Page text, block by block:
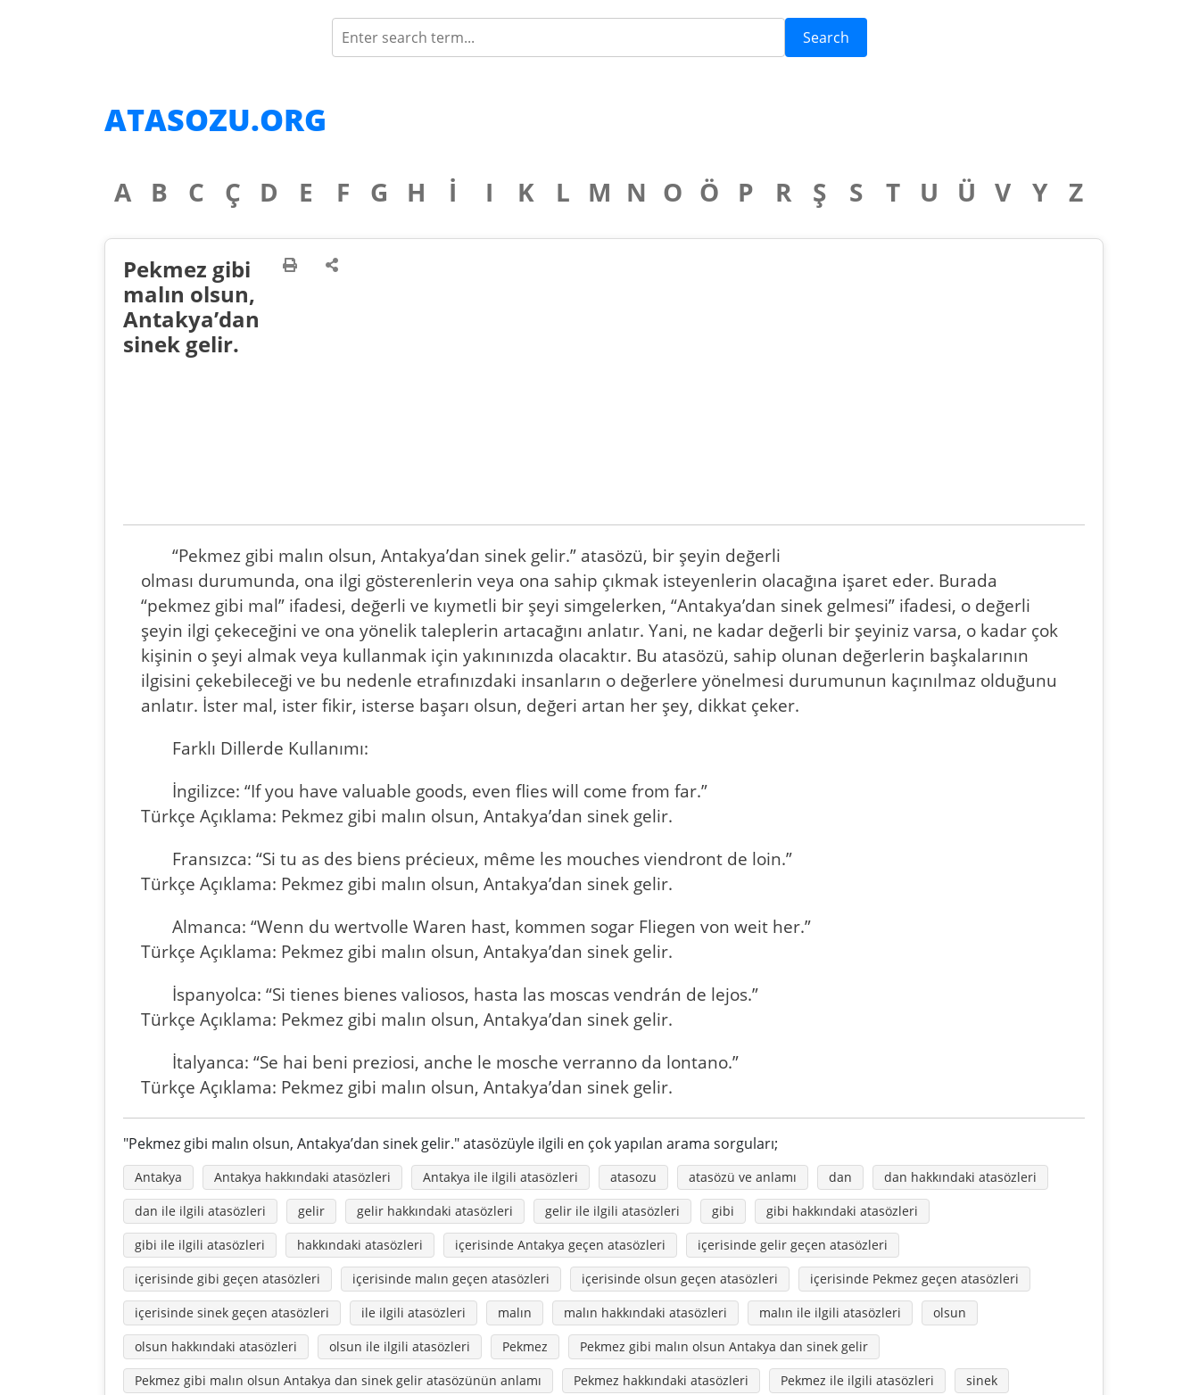
Search
ATASOZU.ORG
A B C Ç D E F G H İ I K L M N O Ö P R Ş S T U Ü V Y Z
Pekmez gibi
malın olsun,
Antakya’dan
sinek gelir.
“Pekmez gibi malın olsun, Antakya’dan sinek gelir.” atasözü, bir şeyin değerli
olması durumunda, ona ilgi gösterenlerin veya ona sahip çıkmak isteyenlerin olacağına işaret eder. Burada
“pekmez gibi mal” ifadesi, değerli ve kıymetli bir şeyi simgelerken, “Antakya’dan sinek gelmesi” ifadesi, o değerli
şeyin ilgi çekeceğini ve ona yönelik taleplerin artacağını anlatır. Yani, ne kadar değerli bir şeyiniz varsa, o kadar çok
kişinin o şeyi almak veya kullanmak için yakınınızda olacaktır. Bu atasözü, sahip olunan değerlerin başkalarının
ilgisini çekebileceği ve bu nedenle etrafınızdaki insanların o değerlere yönelmesi durumunun kaçınılmaz olduğunu
anlatır. İster mal, ister fikir, isterse başarı olsun, değeri artan her şey, dikkat çeker.
Farklı Dillerde Kullanımı:
İngilizce: “If you have valuable goods, even flies will come from far.”
Türkçe Açıklama: Pekmez gibi malın olsun, Antakya’dan sinek gelir.
Fransızca: “Si tu as des biens précieux, même les mouches viendront de loin.”
Türkçe Açıklama: Pekmez gibi malın olsun, Antakya’dan sinek gelir.
Almanca: “Wenn du wertvolle Waren hast, kommen sogar Fliegen von weit her.”
Türkçe Açıklama: Pekmez gibi malın olsun, Antakya’dan sinek gelir.
İspanyolca: “Si tienes bienes valiosos, hasta las moscas vendrán de lejos.”
Türkçe Açıklama: Pekmez gibi malın olsun, Antakya’dan sinek gelir.
İtalyanca: “Se hai beni preziosi, anche le mosche verranno da lontano.”
Türkçe Açıklama: Pekmez gibi malın olsun, Antakya’dan sinek gelir.
"Pekmez gibi malın olsun, Antakya’dan sinek gelir." atasözüyle ilgili en çok yapılan arama sorguları;
Antakya Antakya hakkındaki atasözleri Antakya ile ilgili atasözleri atasozu atasözü ve anlamı dan
dan hakkındaki atasözleri
dan ile ilgili atasözleri
gelir gelir hakkındaki atasözleri gelir ile ilgili atasözleri gibi
gibi hakkındaki atasözleri
gibi ile ilgili atasözleri
hakkındaki atasözleri içerisinde Antakya geçen atasözleri
içerisinde gelir geçen atasözleri
içerisinde gibi geçen atasözleri
içerisinde malın geçen atasözleri içerisinde olsun geçen atasözleri
içerisinde Pekmez geçen atasözleri
içerisinde sinek geçen atasözleri
ile ilgili atasözleri malın malın hakkındaki atasözleri malın ile ilgili atasözleri
olsun
olsun hakkındaki atasözleri
olsun ile ilgili atasözleri Pekmez
Pekmez gibi malın olsun Antakya dan sinek gelir
Pekmez gibi malın olsun Antakya dan sinek gelir atasözünün anlamı
Pekmez hakkındaki atasözleri Pekmez ile ilgili atasözleri
sinek